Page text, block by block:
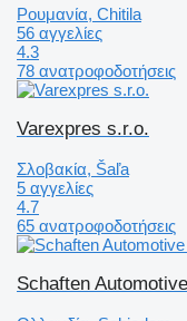
Ρουμανία, Chitila
56 αγγελίες
4.3
78 ανατροφοδοτήσεις
Varexpres s.r.o.
Σλοβακία, Šaľa
5 αγγελίες
4.7
65 ανατροφοδοτήσεις
Schaften